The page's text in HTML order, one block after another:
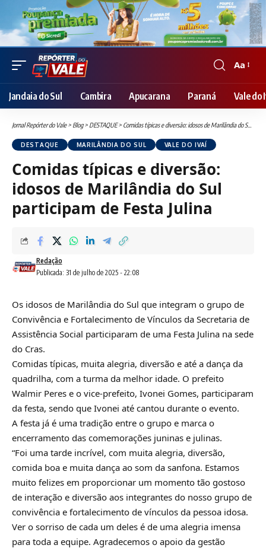
Font
Resizer
Aa
Jandaia do Sul Cambira Apucarana Paraná Vale do
Jornal Repórter do Vale> Blog> DESTAQUE> Comidas típicas e diversão: idosos de Marilândia do Sul participam de Festa Julina
DESTAQUE MARILÂNDIA DO SUL VALE DO IVAÍ
Comidas típicas e diversão:
idosos de Marilândia do Sul
participam de Festa Julina
Publicada: 31 de julho de 2025 - 22:08
Redação
Os idosos de Marilândia do Sul que integram o grupo de
Convivência e Fortalecimento de Vínculos da Secretaria de
Assistência Social participaram de uma Festa Julina na sede
do Cras.
Comidas típicas, muita alegria, diversão e até a dança da
quadrilha, com a turma da melhor idade. O prefeito
Walmir Peres e o vice-prefeito, Ivonei Gomes, participaram
da festa, sendo que Ivonei até cantou durante o evento.
A festa já é uma tradição entre o grupo e marca o
encerramento das comemorações juninas e julinas.
“Foi uma tarde incrível, com muita alegria, diversão,
comida boa e muita dança ao som da sanfona. Estamos
muito felizes em proporcionar um momento tão gostoso
de interação e diversão aos integrantes do nosso grupo de
convivência e fortalecimento de vínculos da pessoa idosa.
Ver o sorriso de cada um deles é de uma alegria imensa
para toda a equipe. Agradecemos o apoio da gestão